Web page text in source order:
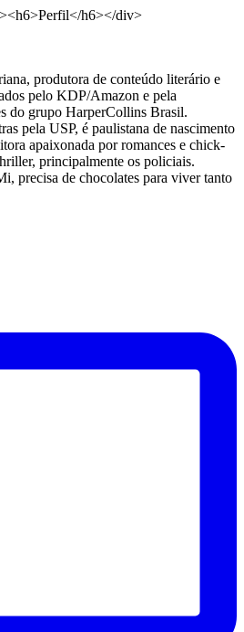
produtora de conteúdo literário e
pelo KDP/Amazon e pela
do grupo HarperCollins Brasil.
pela USP, é paulistana de nascimento
apaixonada por romances e chick-
principalmente os policiais.
precisa de chocolates para viver tanto